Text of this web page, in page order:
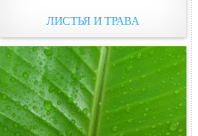
ЛИСТЬЯ И ТРАВА